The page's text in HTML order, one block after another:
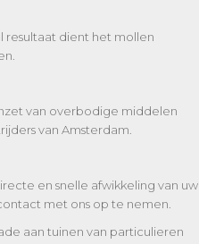
resultaat dient het mollen
van overbodige middelen
van Amsterdam.
en snelle afwikkeling van uw
met ons op te nemen.
aan tuinen van particulieren